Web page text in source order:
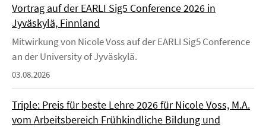
Vortrag auf der EARLI Sig5 Conference 2026 in
Jyväskylä, Finnland
Mitwirkung von Nicole Voss auf der EARLI Sig5 Conference
an der University of Jyväskylä.
03.08.2026
Triple: Preis für beste Lehre 2026 für Nicole Voss, M.A.
vom Arbeitsbereich Frühkindliche Bildung und